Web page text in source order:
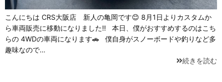
こんにちは CRS大阪店 新人の亀岡です😊 8月1日よりカスタムか
ら車両販売に移動になりました‼ 本日、僕がおすすめするのはこち
らの 4WDの車両になります🚗 僕自身がスノーボードや釣りなど多
趣味なので…
続きを読む